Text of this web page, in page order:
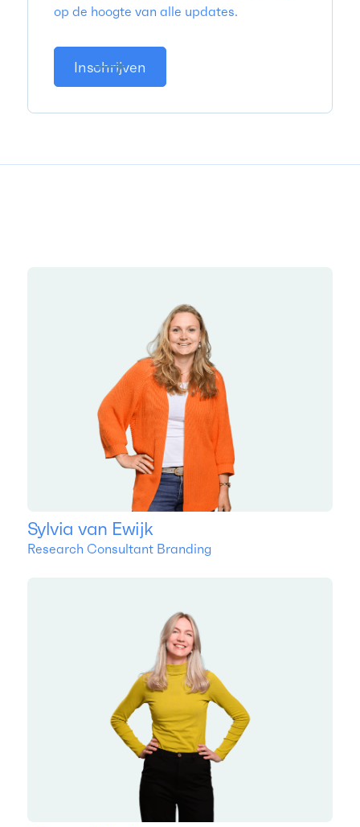
op de hoogte van alle updates.
Inschrijven
Sylvia van Ewijk
Research Consultant Branding